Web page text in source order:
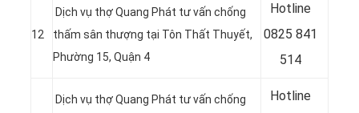
12
Dịch vụ thợ Quang Phát tư vấn chống
thấm sân thượng tại Tôn Thất Thuyết,
Phường 15, Quận 4
Hotline
0825 841
514
Dịch vụ thợ Quang Phát tư vấn chống
Hotline